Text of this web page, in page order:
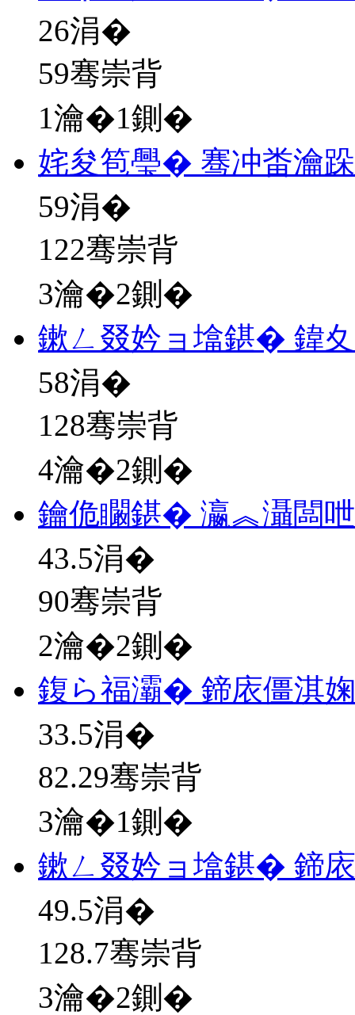
26涓�
59骞崇背
1瀹�1鍘�
姹夋笣璺� 骞冲畨瀹
59涓�
122骞崇背
3瀹�2鍘�
鏉ㄥ叕妗ョ墖鍖� 鍏
58涓�
128骞崇背
4瀹�2鍘�
鑰佹矙鍖� 瀛︽灄闆
43.5涓�
90骞崇背
2瀹�2鍘�
鍑ら福灞� 鍗庡僵淇
33.5涓�
82.29骞崇背
3瀹�1鍘�
鏉ㄥ叕妗ョ墖鍖� 鍗
49.5涓�
128.7骞崇背
3瀹�2鍘�